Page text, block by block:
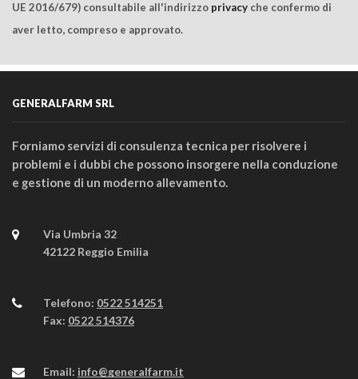
UE 2016/679) consultabile all'indirizzo privacy che confermo di
aver letto, compreso e approvato.
GENERALFARM SRL
Forniamo servizi di consulenza tecnica per risolvere i
problemi e i dubbi che possono insorgere nella conduzione
e gestione di un moderno allevamento.
Via Umbria 32
42122 Reggio Emilia
Telefono: 0522 514251
Fax: 0522 514376
Email: info@generalfarm.it